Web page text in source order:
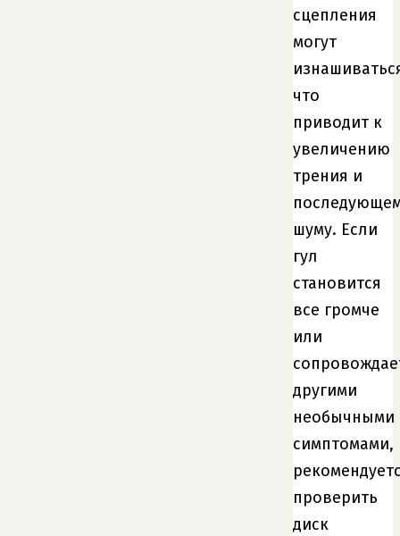
сцепления
могут
что
приводит к
увеличению
трения и
шуму. Если
гул
становится
все громче
или
другими
необычными
симптомами,
проверить
диск